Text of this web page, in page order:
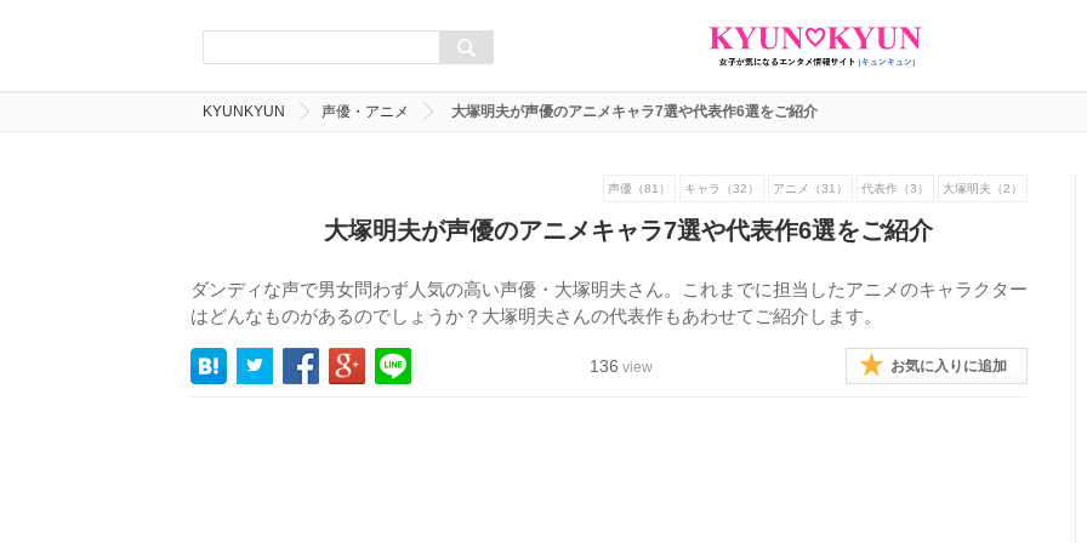
KYUNKYUN 声優・アニメ 大塚明夫が声優のアニメキャラ7選や代表作6選をご紹介
声優（81） キャラ（32） アニメ（31） 代表作（3） 大塚明夫（2）
大塚明夫が声優のアニメキャラ7選や代表作6選をご紹介
ダンディな声で男女問わず人気の高い声優・大塚明夫さん。これまでに担当したアニメのキャラクター
はどんなものがあるのでしょうか？大塚明夫さんの代表作もあわせてご紹介します。
136 view お気に入りに追加